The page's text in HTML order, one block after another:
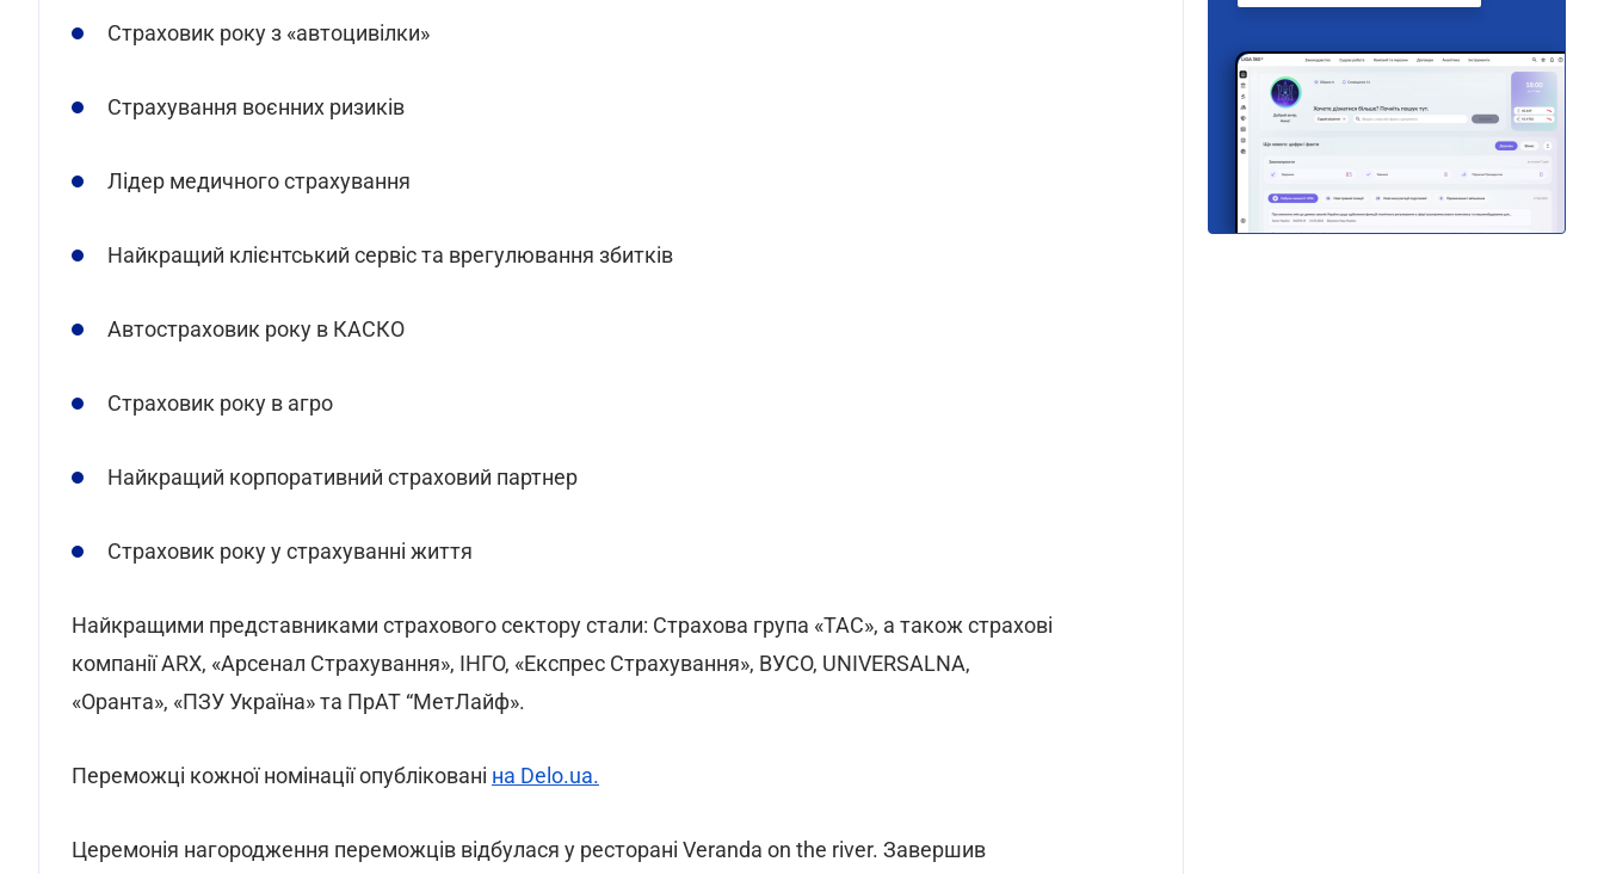
Страховик року з «автоцивілки»
Страхування воєнних ризиків
Лідер медичного страхування
Найкращий клієнтський сервіс та врегулювання збитків
Автостраховик року в КАСКО
Страховик року в агро
Найкращий корпоративний страховий партнер
Страховик року у страхуванні життя
Найкращими представниками страхового сектору стали: Страхова група «ТАС», а також страхові
компанії ARX, «Арсенал Страхування», ІНГО, «Експрес Страхування», ВУСО, UNIVERSALNA,
«Оранта», «ПЗУ Україна» та ПрАТ “МетЛайф».
Переможці кожної номінації опубліковані на Delo.ua.
Церемонія нагородження переможців відбулася у ресторані Veranda on the river. Завершив